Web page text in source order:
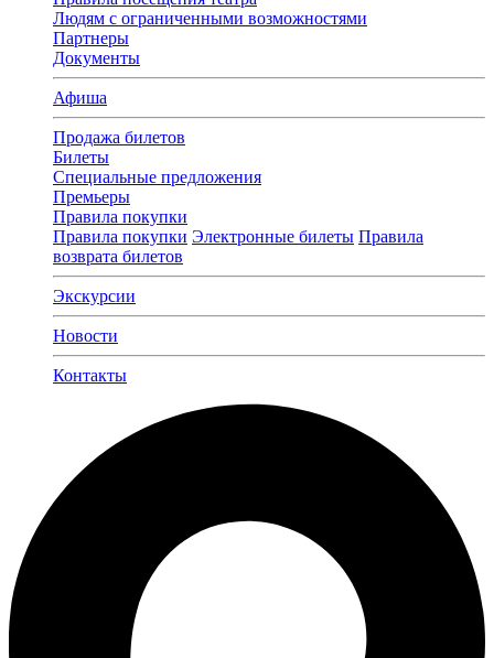
Людям с ограниченными возможностями
Партнеры
Документы
Афиша
Продажа билетов
Билеты
Специальные предложения
Премьеры
Правила покупки
Правила покупки Электронные билеты Правила
возврата билетов
Экскурсии
Новости
Контакты